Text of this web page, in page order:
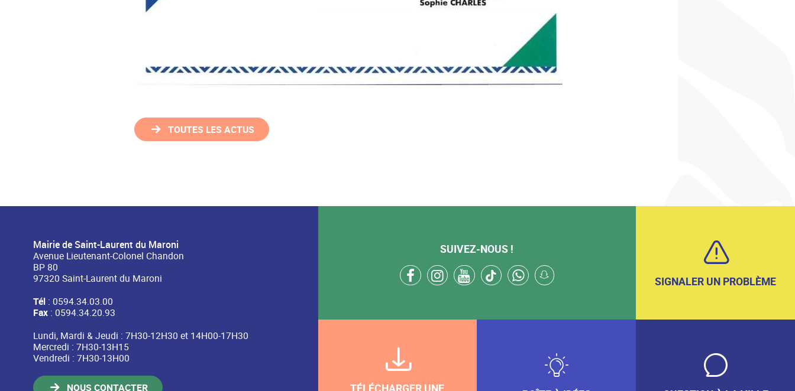
TOUTES LES ACTUS
Mairie de Saint-Laurent du Maroni
Avenue Lieutenant-Colonel Chandon
BP 80
97320 Saint-Laurent du Maroni
Tél : 0594.34.03.00
Fax : 0594.34.20.93
Lundi, Mardi & Jeudi : 7H30-12H30 et 14H00-17H30
Mercredi : 7H30-13H15
Vendredi : 7H30-13H00
NOUS CONTACTER
SUIVEZ-NOUS !
facebookinstagram
youtube
tiktokwhatsapp
snapchat SIGNALER UN PROBLÈME
TÉLÉCHARGER UNE